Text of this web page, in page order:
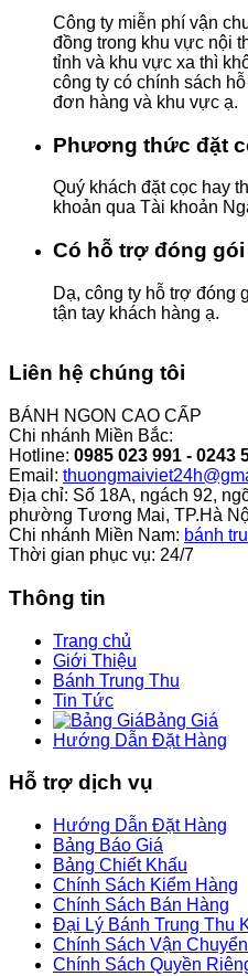
Công ty miễn phí vận
đồng trong khu vực nội
tỉnh và khu vực xa thì
công ty có chính sách
đơn hàng và khu vực ạ.
Phương thức đặt
Quý khách đặt cọc hay
khoản qua Tài khoản
Có hỗ trợ đóng
Dạ, công ty hỗ trợ đóng
tận tay khách hàng ạ.
Liên hệ chúng tôi
BÁNH NGON CAO CẤP
Chi nhánh Miền Bắc:
Hotline: 0985 023 991 - 0243
Email:
Địa chỉ: Số 18A, ngách 92,
phường Tương Mai, TP.Hà
Chi nhánh Miền Nam: bánh
Thời gian phục vụ: 24/7
Thông tin
Trang chủ
Giới Thiệu
Bánh Trung Thu
Tin Tức
Bảng Giá
Hướng Dẫn Đặt Hàng
Hỗ trợ dịch vụ
Hướng Dẫn Đặt Hàng
Bảng Báo Giá
Bảng Chiết Khấu
Chính Sách Kiểm Hàng
Chính Sách Bán Hàng
Đại Lý Bánh Trung Thu
Chính Sách Vận Chuyển
Chính Sách Quyền